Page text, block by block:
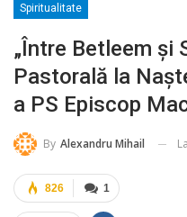
Spiritualitate
„Între Betleem și
Pastorală la
a PS Episcop
By Alexandru Mihail
1
826